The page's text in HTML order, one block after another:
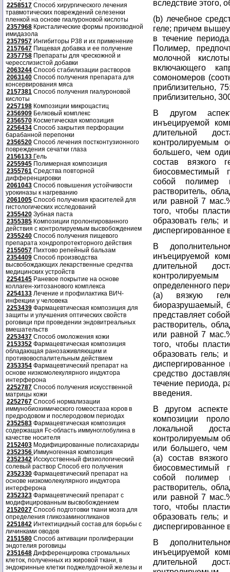
2258517 Способ хирургического лечения
травмотических повреждений селезенки
пленкой на основе гиалуроновой кислоты
2357968 Кристалические формы производной
имидазола
2357957 Ингибиторы P38 и их применение
2157647 Пищевая добавка и ее получение
2357758 Препараты для чрескожной и
чересслизистой добавки
2063244 Способ стабилизации растворов
2063140 Способ получения препарата для
консервирования мяса
2157381 Способ получения гиалуроновой
кислоты
2257198 Композиции микроцастиц
2356909 Белковый комплекс
2356570 Косметическая композиция
2256434 Способ закрытия перфорации
барабанной перепонки
2356520 Способ лечения постконтузионного
повреждения сечатки глаза
2156133 Гель
2255945 Полимерная композиция
2355761 Средства повторной
дифференцировки
2061043 Способ повышения устойчивости
урокиназы к нагреванию
2061005 Способ получения красителей для
гистологических исследований
2355420 Зубная паста
2355385 Композиции пролонгированного
действия с контролируемым высвобождением
2355240 Способ получения пищевого
препарата хондропротекторного действия
2155057 Пихтово репейный бальзам
2354409 Способ производства
высвобождающих лекарственные средчтва
медицинских устройств
2254145 Раневое покрытие на основе
коллаген-хитозанового комплекса
2254133 Лечение и профилактика ВИЧ-
инфекции у человека
2253439 Фармацевтическая композиция для
защиты и улучшения оптических свойств
роговици при проведении эндовитреальных
вмешательств
2253437 Способ омоложения кожи
2153352 Фармацевтическая композиция
обладающая ранозаживляющим и
противовоспалительным действием
2353354 Фармацевтический препарат на
основе низкомолекулярного индуктора
интерферона
2252787 Способ получения искусственной
матрицы кожи
2252767 Способ нормализации
иммунобиохимического гомеостаза коров в
предродовом и послеродовом периодах
2352583 Фармацевтическая композиция
содержащая Fc-область иммуноглобулина в
качестве носителя
2152403 Модифицированные полисахариды
2352356 Иммуногенная композиция
2352342 Исскусственный физиологический
солевый раствор Способ его получения
2352330 Фармацевтический препарат на
основе низкомолекулярного индуктора
интерферона
2352323 Фармацевтический препарат с
модифицированным высвобождением
2152027 Способ подготовки ткани мозга для
определения гликозаминогликанов
2251842 Интектицидный состав для борьбы с
личинками оводов
2151580 Способ активации пролиферации
эндотелия роговицы
2351648 Дифференцировка стромальных
клеток, полученных из жировой ткани, в
эндокринные клетки поджелудочной железы и
вследствие этого,
(b) лечебное
геле; причем
в течение
Полимер,
молочной
включающего
сомономеров
приблизительно,
приблизительно,
В другом
инъецируемой
длительной
контролируемым
большего, чем
состав вязкого
биосовместимый
собой полимер
растворитель,
или равной 7
того, чтобы
образовать гель;
диспергированное
В
инъецируемой
длительной
определенного
(a) вязкую
биоразрушаемый,
представляет
растворитель,
или равной 7
того, чтобы
образовать гель;
средство
течение периода,
введения.
В другом
композиции
локальной
контролируемым
или большего,
(a) состав
биосовместимый
собой полимер
растворитель,
или равной 7
того, чтобы
образовать гель;
диспергированное
В
инъецируемой
длительной